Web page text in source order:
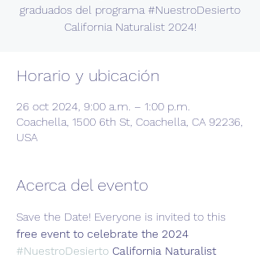
graduados del programa #NuestroDesierto
California Naturalist 2024!
Horario y ubicación
26 oct 2024, 9:00 a.m. – 1:00 p.m.
Coachella, 1500 6th St, Coachella, CA 92236,
USA
Acerca del evento
Save the Date! Everyone is invited to this
free event to celebrate the 2024
#NuestroDesierto California Naturalist